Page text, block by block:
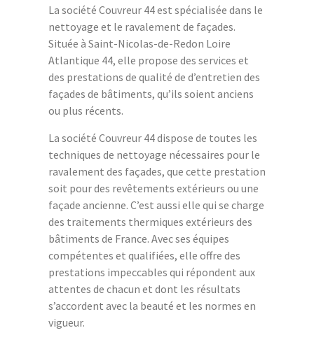
La société Couvreur 44 est spécialisée dans le
nettoyage et le ravalement de façades.
Située à Saint-Nicolas-de-Redon Loire
Atlantique 44, elle propose des services et
des prestations de qualité de d’entretien des
façades de bâtiments, qu’ils soient anciens
ou plus récents.
La société Couvreur 44 dispose de toutes les
techniques de nettoyage nécessaires pour le
ravalement des façades, que cette prestation
soit pour des revêtements extérieurs ou une
façade ancienne. C’est aussi elle qui se charge
des traitements thermiques extérieurs des
bâtiments de France. Avec ses équipes
compétentes et qualifiées, elle offre des
prestations impeccables qui répondent aux
attentes de chacun et dont les résultats
s’accordent avec la beauté et les normes en
vigueur.